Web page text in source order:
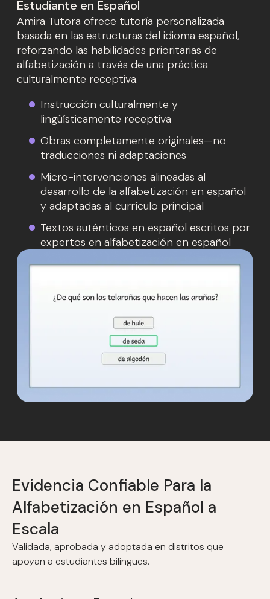
Estudiante en Español
Amira Tutora ofrece tutoría personalizada
basada en las estructuras del idioma español,
reforzando las habilidades prioritarias de
alfabetización a través de una práctica
culturalmente receptiva.
Instrucción culturalmente y
lingüísticamente receptiva
Obras completamente originales—no
traducciones ni adaptaciones
Micro-intervenciones alineadas al
desarrollo de la alfabetización en español
y adaptadas al currículo principal
Textos auténticos en español escritos por
expertos en alfabetización en español
Evidencia Confiable Para la
Alfabetización en Español a
Escala
Validada, aprobada y adoptada en distritos que
apoyan a estudiantes bilingües.